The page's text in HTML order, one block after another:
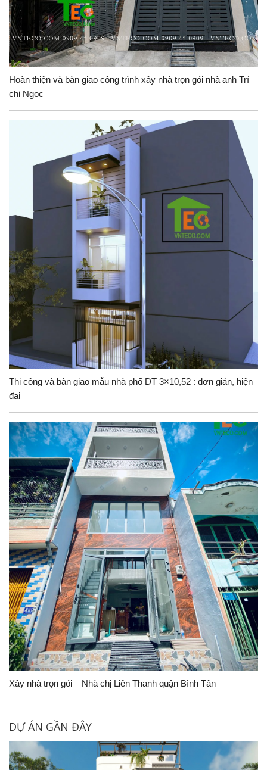
Hoàn thiện và bàn giao công trình xây nhà trọn gói nhà anh Trí –
chị Ngọc
Thi công và bàn giao mẫu nhà phố DT 3×10,52 : đơn giản, hiện
đại
Xây nhà trọn gói – Nhà chị Liên Thanh quận Bình Tân
DỰ ÁN GẦN ĐÂY